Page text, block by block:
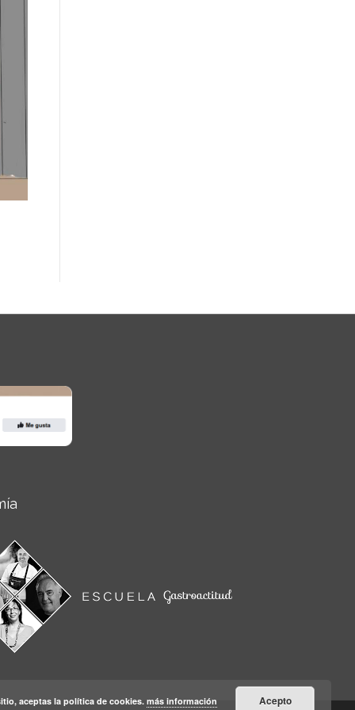
aceptas la política de cookies. más información Acepto